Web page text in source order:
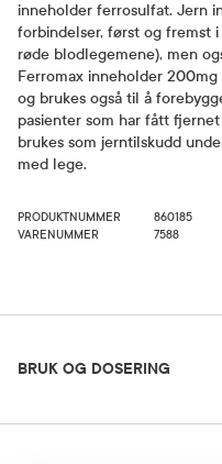
inneholder ferrosulfat. Jern
forbindelser, først og fremst
røde blodlegemene), men
Ferromax inneholder
og brukes også til å
pasienter som har fått
brukes som jerntilskudd
med lege.
PRODUKTNUMMER
860185
VARENUMMER
7588
BRUK OG DOSERING